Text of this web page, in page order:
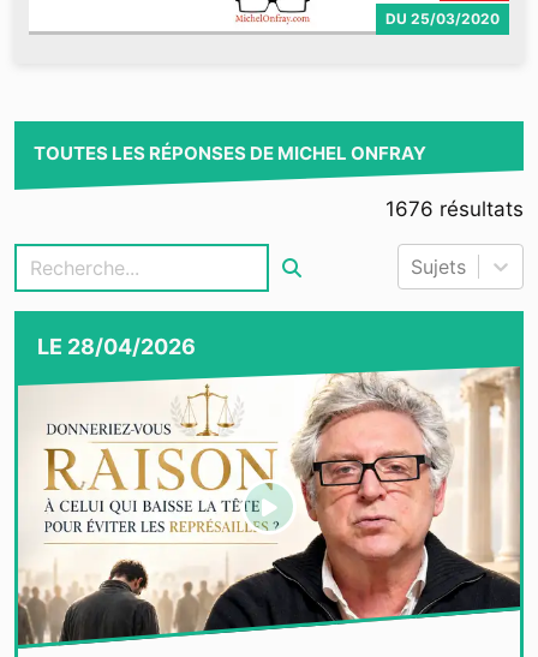
DU 25/03/2020
TOUTES LES RÉPONSES DE MICHEL ONFRAY
1676 résultats
Sujets
LE 28/04/2026